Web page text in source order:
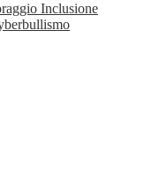
Inclusione